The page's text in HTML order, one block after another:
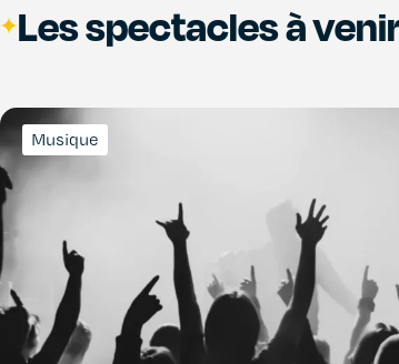
Les spectacles à
Musique